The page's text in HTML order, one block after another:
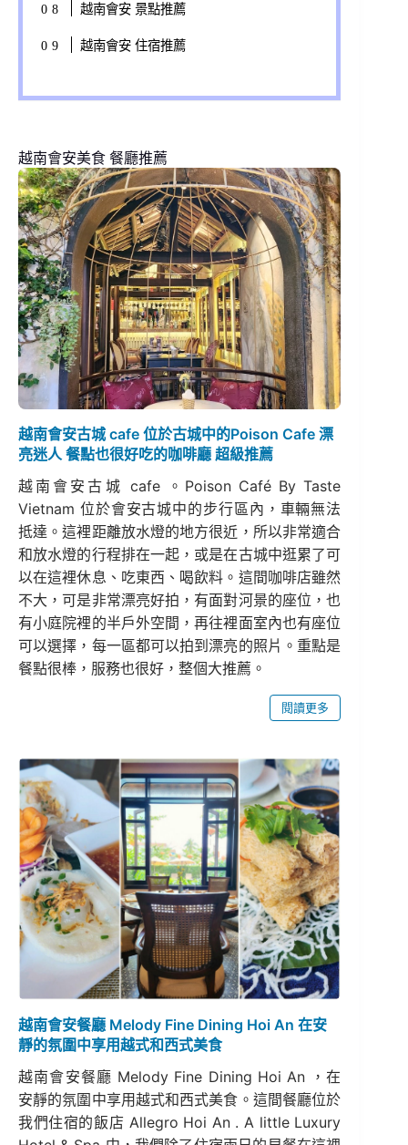
越南會安 景點推薦
越南會安 住宿推薦
越南會安美食 餐廳推薦
越南會安古城 cafe 位於古城中的Poison Cafe 漂
亮迷人 餐點也很好吃的咖啡廳 超級推薦
越南會安古城 cafe 。Poison Café By Taste
Vietnam 位於會安古城中的步行區內，車輛無法
抵達。這裡距離放水燈的地方很近，所以非常適合
和放水燈的行程排在一起，或是在古城中逛累了可
以在這裡休息、吃東西、喝飲料。這間咖啡店雖然
不大，可是非常漂亮好拍，有面對河景的座位，也
有小庭院裡的半戶外空間，再往裡面室內也有座位
可以選擇，每一區都可以拍到漂亮的照片。重點是
餐點很棒，服務也很好，整個大推薦。
閱讀更多
越南會安餐廳 Melody Fine Dining Hoi An 在安
靜的氛圍中享用越式和西式美食
越南會安餐廳 Melody Fine Dining Hoi An ，在
安靜的氛圍中享用越式和西式美食。這間餐廳位於
我們住宿的飯店 Allegro Hoi An . A little Luxury